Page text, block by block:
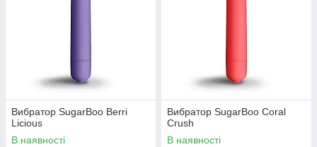
Вибратор SugarBoo Berri
Licious
В наявності
Вибратор SugarBoo Coral
Crush
В наявності